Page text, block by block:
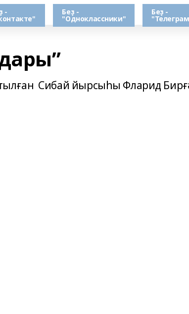
- Беҙ -
"Одноклассники"
Беҙ -
Сибай йырсыһы Фларид